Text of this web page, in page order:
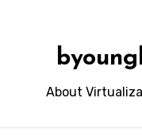
About